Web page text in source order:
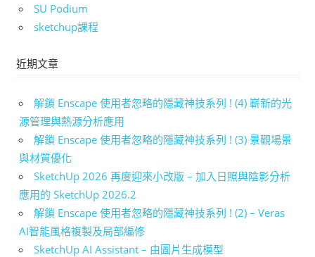
SU Podium
sketchup課程
近期文章
解鎖 Enscape 使用者忽略的隱藏神技系列 ! (4) 嶄新的光
源管理與熱源分析應用
解鎖 Enscape 使用者忽略的隱藏神技系列 ! (3) 景觀場景
與材質優化
SketchUp 2026 再度迎來小改版 – 加入日照與陰影分析
應用的 SketchUp 2026.2
解鎖 Enscape 使用者忽略的隱藏神技系列 ! (2) – Veras
AI智能風格複製及局部編修
SketchUp AI Assistant – 由圖片生成模型